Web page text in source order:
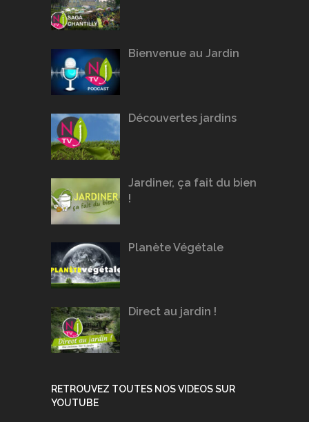
Bienvenue au Jardin
Découvertes jardins
Jardiner, ça fait du bien
!
Planète Végétale
Direct au jardin !
RETROUVEZ TOUTES NOS VIDEOS SUR
YOUTUBE